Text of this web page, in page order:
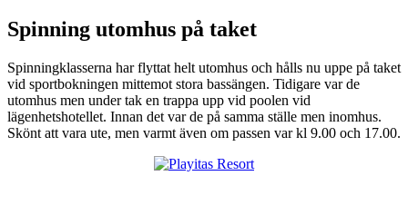
Spinning utomhus på taket
Spinningklasserna har flyttat helt utomhus och hålls nu uppe på taket
vid sportbokningen mittemot stora bassängen. Tidigare var de
utomhus men under tak en trappa upp vid poolen vid
lägenhetshotellet. Innan det var de på samma ställe men inomhus.
Skönt att vara ute, men varmt även om passen var kl 9.00 och 17.00.